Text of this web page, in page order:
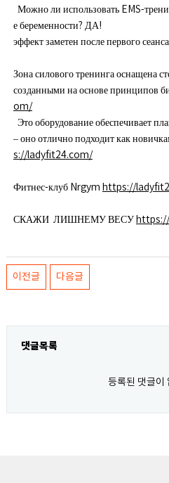
Можно ли использовать EMS-
е беременности? ДА!
эффект заметен после первого сеанса
Зона силового тренинга оснащена
созданными на основе принципов
om/
Это оборудование обеспечивает
– оно отлично подходит как
s://ladyfit24.com/
Фитнес-клуб Nrgym https://
СКАЖИ ЛИШНЕМУ ВЕСУ
이전글 다음글
댓글목록
등록된 댓글이